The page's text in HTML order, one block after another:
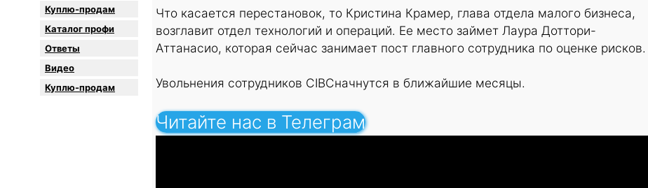
Куплю-продам
Каталог профи
Oтветы
Видео
Куплю-продам
Что касается перестановок, то Кристина Крамер, глава отдела малого бизнеса,
возглавит отдел технологий и операций. Ее место займет Лаура Доттори-
Аттанасио, которая сейчас занимает пост главного сотрудника по оценке рисков.
Увольнения сотрудников CIBCначнутся в ближайшие месяцы.
Читайте нас в Телеграм